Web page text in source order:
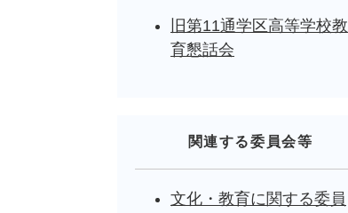
旧第11通学区高等学校教
育懇話会
関連する委員会等
文化・教育に関する委員